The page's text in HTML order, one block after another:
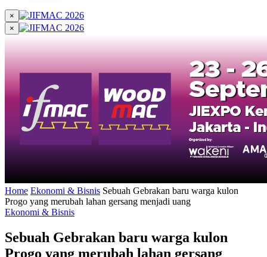
×
×
Home Ekonomi & Bisnis Sebuah Gebrakan baru warga kulon
Progo yang merubah lahan gersang menjadi uang
Ekonomi & Bisnis
Sebuah Gebrakan baru warga kulon
Progo yang merubah lahan gersang